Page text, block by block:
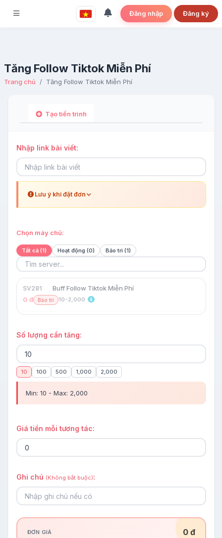
Đăng nhập Đăng ký
Tăng Follow Tiktok Miễn Phí
Trang chủ Tăng Follow Tiktok Miễn Phí
Tạo tiến trình
Nhập link bài viết:
Lưu ý khi đặt đơn
Chọn máy chủ:
Tất cả (1) Hoạt động (0) Bảo trì (1)
SV281
Buff Follow Tiktok Miễn Phí
0 đ
10-2,000
Bảo trì
Số lượng cần tăng:
10 100 500 1,000 2,000
Min: 10 - Max: 2,000
Giá tiền mỗi tương tác:
Ghi chú (Không bắt buộc):
ĐƠN GIÁ 0 đ